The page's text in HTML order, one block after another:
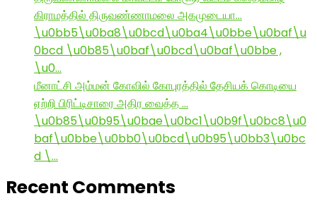
கிராமத்தில் திருவண்ணாமலை அகமுடையா…
\u0bb5\u0ba8\u0bcd\u0ba4\u0bbe\u0baf\u
0bcd \u0b85\u0baf\u0bcd\u0baf\u0bbe ,
\u0…
மீனாட்சி அம்மன் கோவில் கோபுரத்தில் தேசியக் கொடியை
ஏற்றி பிரிட்டிசாரை அதிர வைத்த …
\u0b85\u0b95\u0bae\u0bc1\u0b9f\u0bc8\u0
baf\u0bbe\u0bb0\u0bcd\u0b95\u0bb3\u0bc
d \…
Recent Comments